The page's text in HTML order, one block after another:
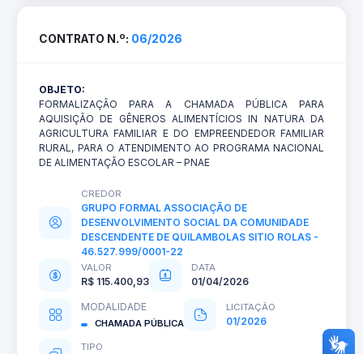
CONTRATO N.º: 06/2026
OBJETO:
FORMALIZAÇÃO PARA A CHAMADA PÚBLICA PARA
AQUISIÇÃO DE GÊNEROS ALIMENTÍCIOS IN NATURA DA
AGRICULTURA FAMILIAR E DO EMPREENDEDOR FAMILIAR
RURAL, PARA O ATENDIMENTO AO PROGRAMA NACIONAL
DE ALIMENTAÇÃO ESCOLAR – PNAE
CREDOR
GRUPO FORMAL ASSOCIAÇÃO DE
DESENVOLVIMENTO SOCIAL DA COMUNIDADE
DESCENDENTE DE QUILAMBOLAS SITIO ROLAS -
46.527.999/0001-22
VALOR
R$ 115.400,93
DATA
01/04/2026
MODALIDADE
CHAMADA PÚBLICA
LICITAÇÃO
01/2026
TIPO